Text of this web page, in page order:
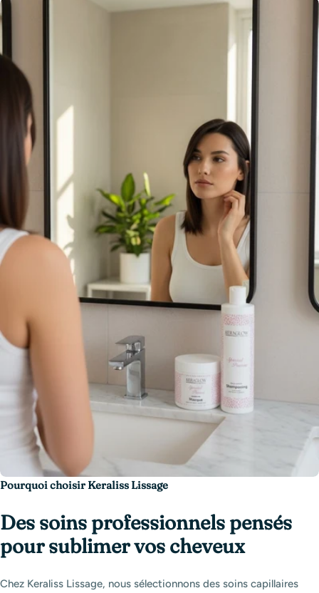
Pourquoi choisir Keraliss Lissage
Des soins professionnels pensés
pour sublimer vos cheveux
Chez Keraliss Lissage, nous sélectionnons des soins capillaires